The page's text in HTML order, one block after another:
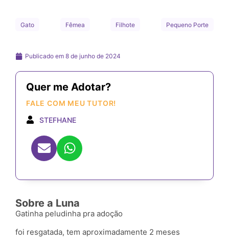
Gato Fêmea Filhote Pequeno Porte
Publicado em 8 de junho de 2024
Quer me Adotar?
FALE COM MEU TUTOR!
STEFHANE
Sobre a Luna
Gatinha peludinha pra adoção
foi resgatada, tem aproximadamente 2 meses